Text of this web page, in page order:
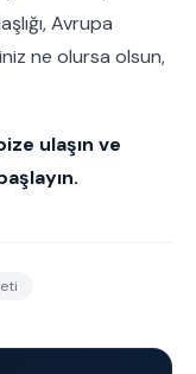
Avrupa
ne olursa olsun,
ulaşın ve